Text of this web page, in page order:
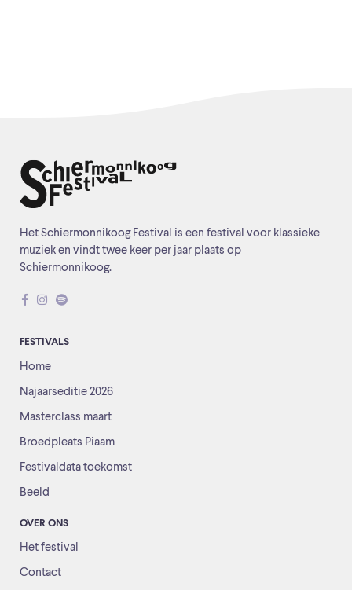
Het Schiermonnikoog Festival is een festival voor klassieke
muziek en vindt twee keer per jaar plaats op
Schiermonnikoog.
FESTIVALS
Home
Najaarseditie 2026
Masterclass maart
Broedpleats Piaam
Festivaldata toekomst
Beeld
OVER ONS
Het festival
Contact